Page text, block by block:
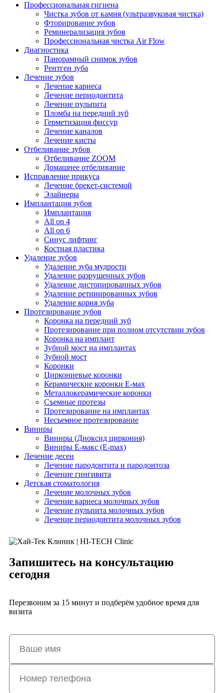
Профессиональная гигиена
Чистка зубов от камня (ультразвуковая чистка)
Фторирование зубов
Реминерализация зубов
Профессиональная чистка Air Flow
Диагностика
Панорамный снимок зубов
Рентген зуба
Лечение зубов
Лечение кариеса
Лечение периодонтита
Лечение пульпита
Пломба на передний зуб
Герметизация фиссур
Лечение каналов
Лечение кисты
Отбеливание зубов
Отбеливание ZOOM
Домашнее отбеливание
Исправление прикуса
Лечение брекет-системой
Элайнеры
Имплантация зубов
Имплантация
All on 4
All on 6
Синус лифтинг
Костная пластика
Удаление зубов
Удаление зуба мудрости
Удаление разрушенных зубов
Удаление дистопированных зубов
Удаление ретинированных зубов
Удаление корня зуба
Протезирование зубов
Коронка на передний зуб
Протезирование при полном отсутствии зубов
Коронка на имплант
Зубной мост на имплантах
Зубной мост
Коронки
Циркониевые коронки
Керамические коронки Е-мах
Металлокерамические коронки
Съемные протезы
Протезирование на имплантах
Несъемное протезирование
Виниры
Виниры (Диоксид циркония)
Виниры Е-макс (E-max)
Лечение десен
Лечение пародонтита и пародонтоза
Лечение гингивита
Детская стоматология
Лечение молочных зубов
Лечение кариеса молочных зубов
Лечение пульпита молочных зубов
Лечение периодонтита молочных зубов
Запишитесь на консультацию
сегодня
Перезвоним за 15 минут и подберём удобное время для
визита